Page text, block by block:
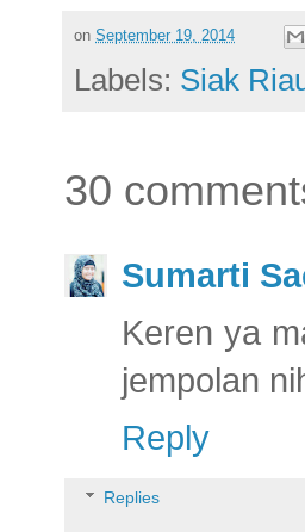
on September 19, 2014
Labels: Siak
30
Sumarti
Keren ya
jempolan
Reply
Replies